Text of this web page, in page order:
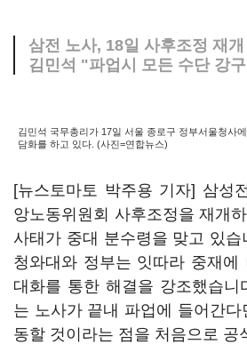
삼전 노사, 18일 사후조정 재개
김민석 "파업시 모든 수단 강
김민석 국무총리가 17일 서울 종로구 정부서울청사
담화를 하고 있다. (사진=연합뉴스)
[뉴스토마토 박주용 기자] 삼성
앙노동위원회 사후조정을 재개
사태가 중대 분수령을 맞고 있습
청와대와 정부는 잇따라 중재에
대화를 통한 해결을 강조했습니
는 노사가 끝내 파업에 들어간
동할 것이라는 점을 처음으로 공